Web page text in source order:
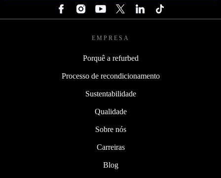
EMPRESA
Porquê a refurbed
Processo de recondicionamento
Sustentabilidade
Qualidade
Sobre nós
Carreiras
Blog